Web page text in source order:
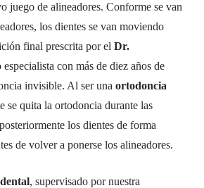
juego de alineadores. Conforme se van
los dientes se van moviendo
final prescrita por el Dr.
especialista con más de diez años de
invisible. Al ser una ortodoncia
se quita la ortodoncia durante las
los dientes de forma
de volver a ponerse los alineadores.
, supervisado por nuestra